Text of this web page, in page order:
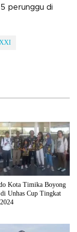
perunggu di
Kota Timika Boyong
Unhas Cup Tingkat